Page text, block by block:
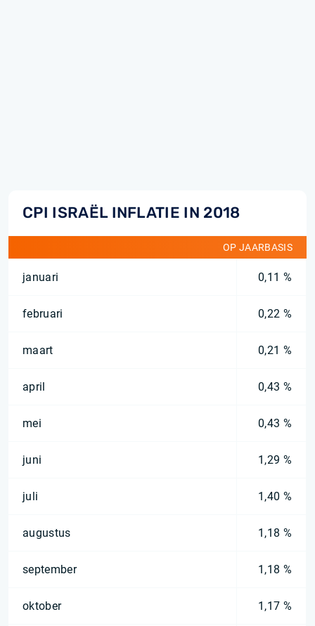
CPI ISRAËL INFLATIE IN 2018
OP JAARBASIS
januari 0,11 %
februari 0,22 %
maart 0,21 %
april 0,43 %
mei 0,43 %
juni 1,29 %
juli 1,40 %
augustus 1,18 %
september 1,18 %
oktober 1,17 %